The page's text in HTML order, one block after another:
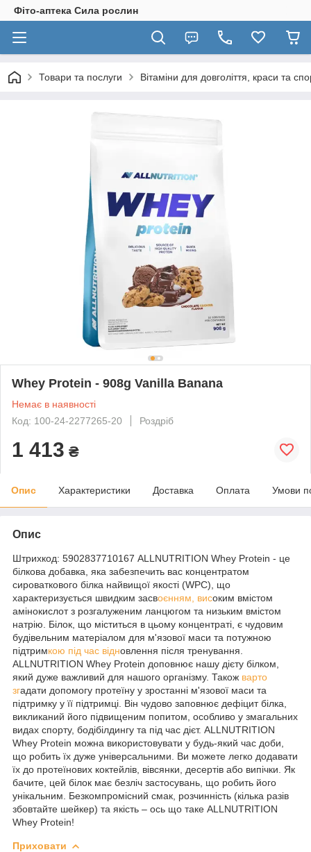
Фіто-аптека Сила рослин
Товари та послуги Вітаміни для довголіття, краси та
Whey Protein - 908g Vanilla Banana
Немає в наявності
Код: 100-24-2277265-20
Роздріб
1 413 ₴
Опис Характеристики Доставка Оплата Умови
Опис
Штрихкод: 5902837710167 ALLNUTRITION Whey Protein - це
білкова добавка, яка забезпечить вас концентратом
сироваткового білка найвищої якості (WPC), що
характеризується швидким засвоєнням, високим вмістом
амінокислот з розгалуженим ланцюгом та низьким вмістом
натрію. Білок, що міститься в цьому концентраті, є чудовим
будівельним матеріалом для м'язової маси та потужною
підтримкою під час відновлення після тренування.
ALLNUTRITION Whey Protein доповнює нашу дієту білком,
який дуже важливий для нашого організму. Також варто
згадати допомогу протеїну у зростанні м'язової маси та
підтримку у її підтримці. Він чудово заповнює дефіцит білка,
викликаний його підвищеним попитом, особливо у змагальних
видах спорту, бодібілдингу та під час дієт. ALLNUTRITION
Whey Protein можна використовувати у будь-який час доби,
що робить їх дуже універсальними. Ви можете легко додавати
їх до протеїнових коктейлів, вівсянки, десертів або випічки. Як
бачите, цей білок має безліч застосувань, що робить його
унікальним. Безкомпромісний смак, розчинність (кілька разів
збовтайте шейкер) та якість – ось що таке ALLNUTRITION
Whey Protein!
Приховати